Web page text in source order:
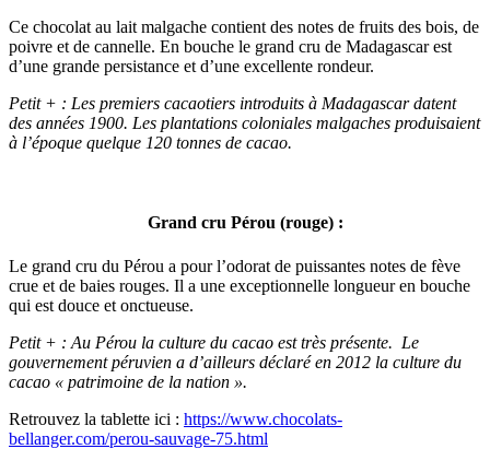
Ce chocolat au lait malgache contient des notes de fruits des bois, de
poivre et de cannelle. En bouche le grand cru de Madagascar est
d’une grande persistance et d’une excellente rondeur.
Petit + : Les premiers cacaotiers introduits à Madagascar datent
des années 1900. Les plantations coloniales malgaches produisaient
à l’époque quelque 120 tonnes de cacao.
Grand cru Pérou (rouge) :
Le grand cru du Pérou a pour l’odorat de puissantes notes de fève
crue et de baies rouges. Il a une exceptionnelle longueur en bouche
qui est douce et onctueuse.
Petit + : Au Pérou la culture du cacao est très présente. Le
gouvernement péruvien a d’ailleurs déclaré en 2012 la culture du
cacao « patrimoine de la nation ».
Retrouvez la tablette ici : https://www.chocolats-
bellanger.com/perou-sauvage-75.html